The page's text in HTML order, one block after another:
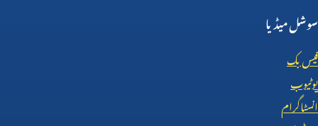
سوشل میڈیا
فیس بک
یوٹیوب
انسٹاگرام